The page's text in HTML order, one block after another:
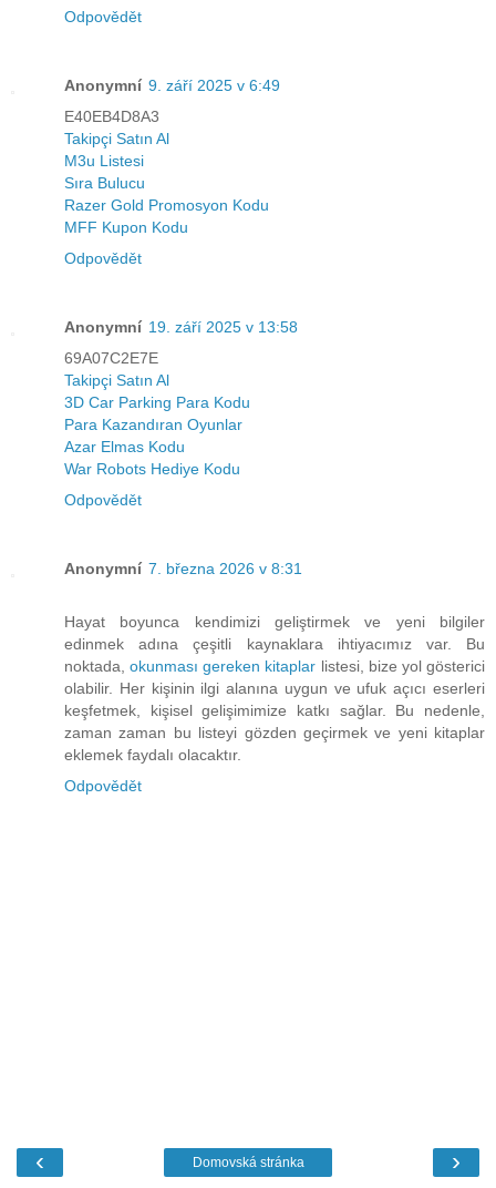
Odpovědět
Anonymní 9. září 2025 v 6:49
E40EB4D8A3
Takipçi Satın Al
M3u Listesi
Sıra Bulucu
Razer Gold Promosyon Kodu
MFF Kupon Kodu
Odpovědět
Anonymní 19. září 2025 v 13:58
69A07C2E7E
Takipçi Satın Al
3D Car Parking Para Kodu
Para Kazandıran Oyunlar
Azar Elmas Kodu
War Robots Hediye Kodu
Odpovědět
Anonymní 7. března 2026 v 8:31
Hayat boyunca kendimizi geliştirmek ve yeni bilgiler
edinmek adına çeşitli kaynaklara ihtiyacımız var. Bu
noktada,okunması gereken kitaplar listesi, bize yol gösterici
olabilir. Her kişinin ilgi alanına uygun ve ufuk açıcı eserleri
keşfetmek, kişisel gelişimimize katkı sağlar. Bu nedenle,
zaman zaman bu listeyi gözden geçirmek ve yeni kitaplar
eklemek faydalı olacaktır.
Odpovědět
‹ ›
Domovská stránka